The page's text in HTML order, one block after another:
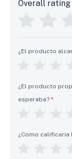
Overall rating
¿El producto
¿El producto
esperaba? *
¿Como